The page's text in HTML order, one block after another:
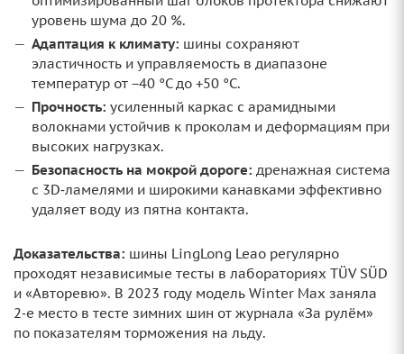
уровень шума до 20 %.
Адаптация к климату: шины сохраняют
эластичность и управляемость в диапазоне
температур от −40 °C до +50 °C.
Прочность: усиленный каркас с арамидными
волокнами устойчив к проколам и деформациям при
высоких нагрузках.
Безопасность на мокрой дороге: дренажная система
с 3D‑ламелями и широкими канавками эффективно
удаляет воду из пятна контакта.
Доказательства: шины LingLong Leao регулярно
проходят независимые тесты в лабораториях TÜV SÜD
и «Авторевю». В 2023 году модель Winter Max заняла
2‑е место в тесте зимних шин от журнала «За рулём»
по показателям торможения на льду.